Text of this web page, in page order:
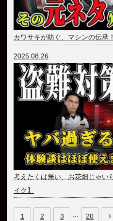
カワサキが紡ぐ、マシンの伝承
2025.08.26
考えたくは無い、お花畑じゃ
イク】
1 2 3 20